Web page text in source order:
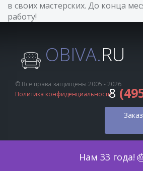
Нам 33 года!
в своих мастерских. До конца
работу!
OBIVA.RU
© Все права защищены 2005 - 2026
Политика конфиденциальности8